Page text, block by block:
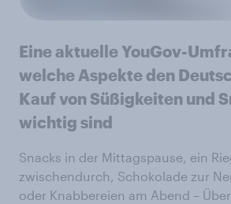
Eine aktuelle YouGov-
welche Aspekte den
Kauf von Süßigkeiten und
wichtig sind
Snacks in der Mittagspause, ein
zwischendurch, Schokolade zur
oder Knabbereien am Abend –